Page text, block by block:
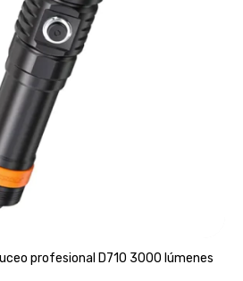
profesional D710 3000 lúmenes